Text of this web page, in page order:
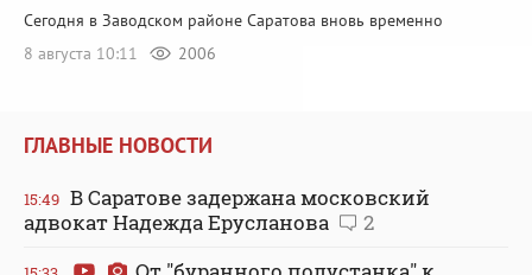
Сегодня в Заводском районе Саратова вновь временно
8 августа 10:11
2006
ГЛАВНЫЕ НОВОСТИ
15:49 В Саратове задержана московский
адвокат Надежда Ерусланова
2